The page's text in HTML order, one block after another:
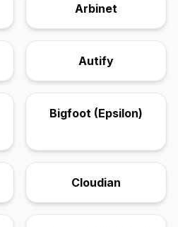
Arbinet
Autify
Bigfoot (Epsilon)
Cloudian